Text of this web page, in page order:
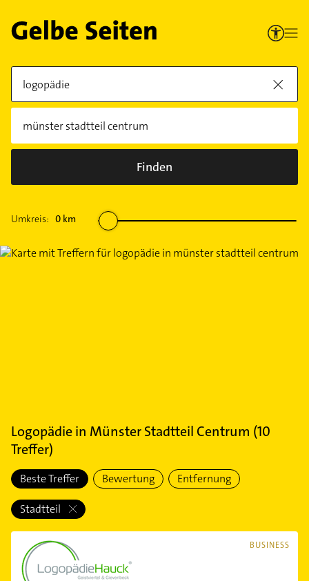
Finden
Umkreis: 0 km
Logopädiein Münster Stadtteil Centrum (10
Treffer)
Beste Treffer Bewertung Entfernung
Stadtteil
BUSINESS